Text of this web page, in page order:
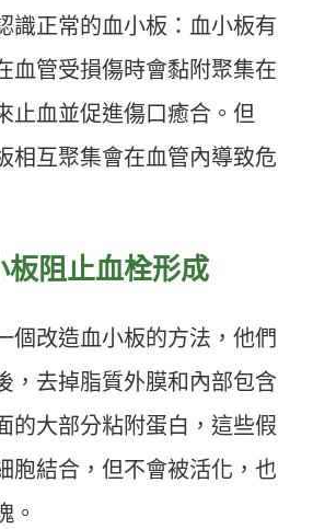
識正常的血小板：血小板有
血管受損傷時會黏附聚集在
止血並促進傷口癒合。但
相互聚集會在血管內導致危
板阻止血栓形成
個改造血小板的方法，他們
，去掉脂質外膜和內部包含
的大部分粘附蛋白，這些假
胞結合，但不會被活化，也
。